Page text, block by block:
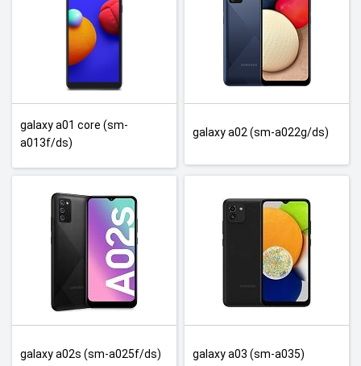
galaxy a01 core (sm-
a013f/ds)
galaxy a02 (sm-a022g/ds)
galaxy a02s (sm-a025f/ds) galaxy a03 (sm-a035)